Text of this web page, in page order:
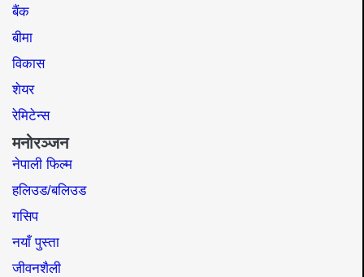
बैंक
बीमा
विकास
शेयर
रेमिटेन्स
मनोरञ्जन
नेपाली फिल्म
हलिउड/बलिउड
गसिप
नयाँ पुस्ता
जीवनशैली